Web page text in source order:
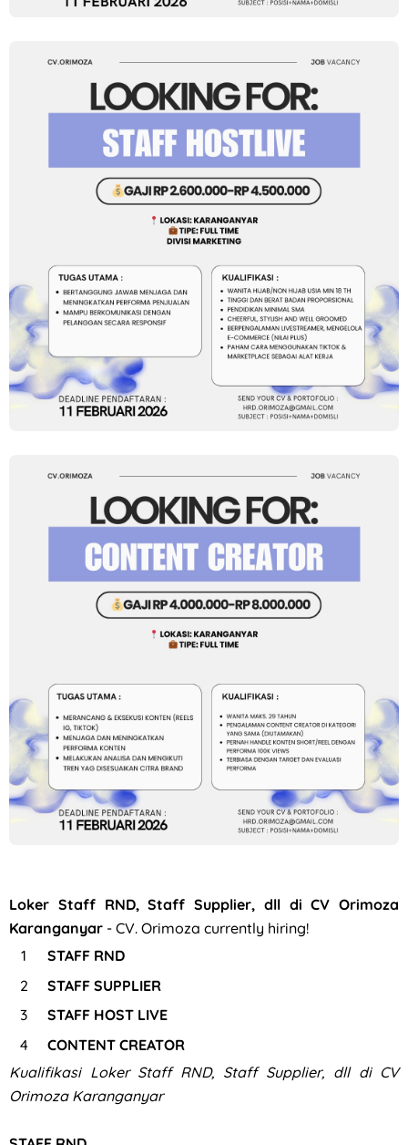
Loker Staff RND, Staff Supplier, dll di CV Orimoza
Karanganyar - CV. Orimoza currently hiring!
STAFF RND
STAFF SUPPLIER
STAFF HOST LIVE
CONTENT CREATOR
Kualifikasi Loker Staff RND, Staff Supplier, dll di CV
Orimoza Karanganyar